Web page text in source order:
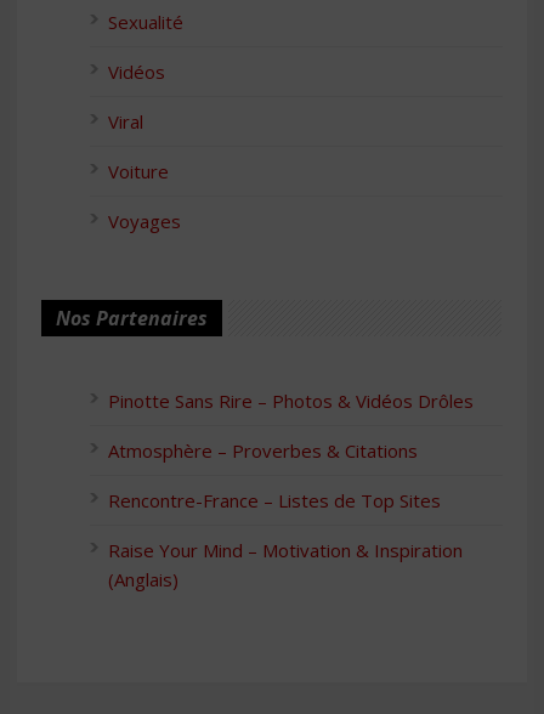
Sexualité
Vidéos
Viral
Voiture
Voyages
Nos Partenaires
Pinotte Sans Rire – Photos & Vidéos Drôles
Atmosphère – Proverbes & Citations
Rencontre-France – Listes de Top Sites
Raise Your Mind – Motivation & Inspiration
(Anglais)